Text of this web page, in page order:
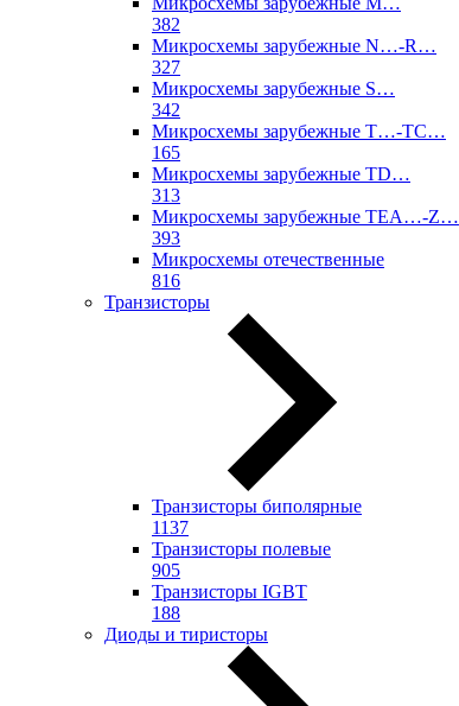
382
Микросхемы зарубежные N…-R…
327
Микросхемы зарубежные S…
342
Микросхемы зарубежные T…-TC…
165
Микросхемы зарубежные TD…
313
Микросхемы зарубежные TEA…-Z…
393
Микросхемы отечественные
816
Транзисторы
Транзисторы биполярные
1137
Транзисторы полевые
905
Транзисторы IGBT
188
Диоды и тиристоры